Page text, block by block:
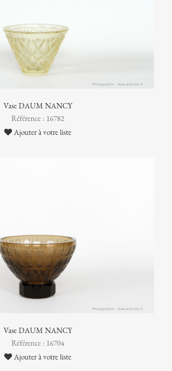
Vase DAUM NANCY
Référence : 16782
Ajouter à votre liste
Vase DAUM NANCY
Référence : 16704
Ajouter à votre liste